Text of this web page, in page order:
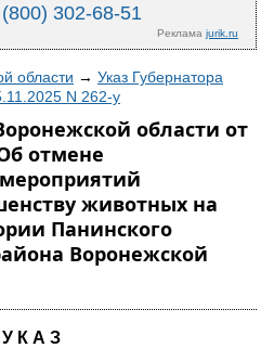
302-68-51
Реклама jurik.ru
области → Указ Губернатора
N 262-у
области от
отмене
животных на
Панинского
Воронежской
У К А З